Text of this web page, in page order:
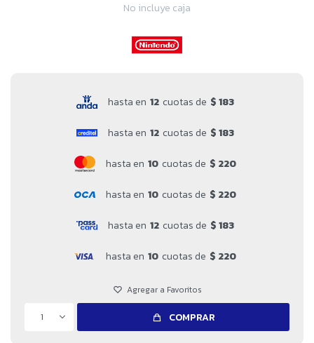
No incluye caja
hasta en 12 cuotas de $ 183
hasta en 12 cuotas de $ 183
hasta en 10 cuotas de $ 220
hasta en 10 cuotas de $ 220
hasta en 12 cuotas de $ 183
hasta en 10 cuotas de $ 220
1 COMPRAR